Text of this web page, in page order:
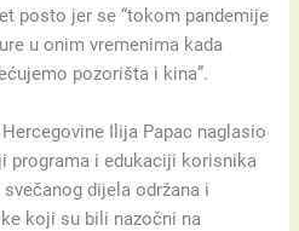
posto jer se “tokom pandemije
u onim vremenima kada
pozorišta i kina”.
Ilija Papac naglasio
programa i edukaciji korisnika
dijela održana i
koji su bili nazočni na